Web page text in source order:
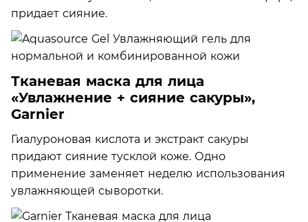
придает сияние.
Тканевая маска для лица
«Увлажнение + сияние сакуры»,
Garnier
Гиалуроновая кислота и экстракт сакуры
придают сияние тусклой коже. Одно
применение заменяет неделю использования
увлажняющей сыворотки.